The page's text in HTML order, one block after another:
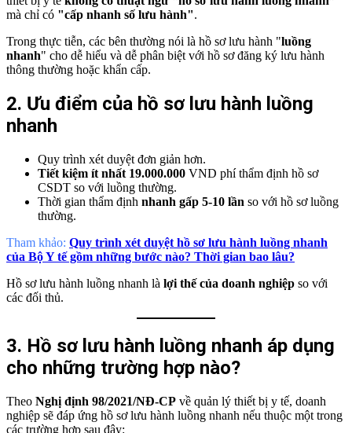
mà chỉ có "cấp nhanh số lưu hành".
Trong thực tiễn, các bên thường nói là hồ sơ lưu hành "luồng
nhanh" cho dễ hiểu và dễ phân biệt với hồ sơ đăng ký lưu hành
thông thường hoặc khẩn cấp.
2. Ưu điểm của hồ sơ lưu hành luồng
nhanh
Quy trình xét duyệt đơn giản hơn.
Tiết kiệm ít nhất 19.000.000 VND phí thẩm định hồ sơ
CSDT so với luồng thường.
Thời gian thẩm định nhanh gấp 5-10 lần so với hồ sơ luồng
thường.
Tham khảo: Quy trình xét duyệt hồ sơ lưu hành luồng nhanh
của Bộ Y tế gồm những bước nào? Thời gian bao lâu?
Hồ sơ lưu hành luồng nhanh là lợi thế của doanh nghiệp so với
các đối thủ.
3. Hồ sơ lưu hành luồng nhanh áp dụng
cho những trường hợp nào?
Theo Nghị định 98/2021/NĐ-CP về quản lý thiết bị y tế, doanh
nghiệp sẽ đáp ứng hồ sơ lưu hành luồng nhanh nếu thuộc một trong
các trường hợp sau đây: